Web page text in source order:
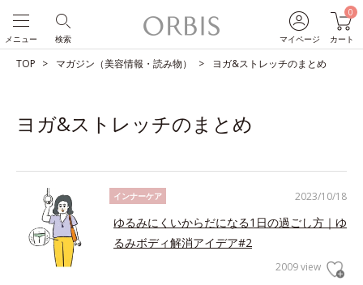
マイページ
0
カート
検索
メニュー
TOP マガジン（美容情報・読み物） ヨガ&ストレッチのまとめ
ヨガ&ストレッチのまとめ
2023/10/18
インナーケア
ゆるみにくいからだになる1日の過ごし方｜ゆ
るみボディ解消アイデア#2
2009 view